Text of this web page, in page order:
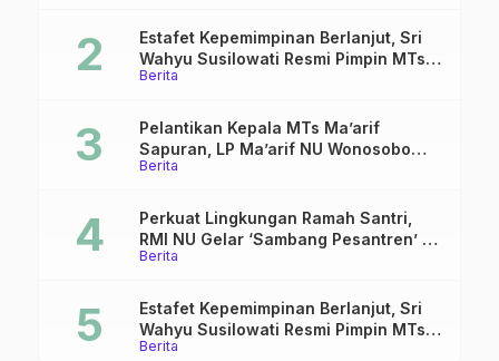
Berita
Estafet Kepemimpinan Berlanjut, Sri
Wahyu Susilowati Resmi Pimpin MTs
Ma’arif Sapuran
Berita
Pelantikan Kepala MTs Ma’arif
Sapuran, LP Ma’arif NU Wonosobo
Tekankan Lima Amanah
Berita
Perkuat Lingkungan Ramah Santri,
RMI NU Gelar ‘Sambang Pesantren’ di
Pati
Berita
Estafet Kepemimpinan Berlanjut, Sri
Wahyu Susilowati Resmi Pimpin MTs
Ma’arif Sapuran